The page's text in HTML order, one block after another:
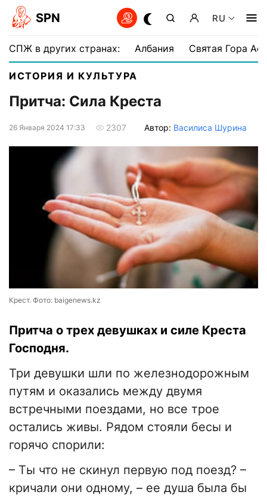
SPN RU
СПЖ в других странах: Албания Святая Гора
ИСТОРИЯ И КУЛЬТУРА
Притча: Сила Креста
26 Января 2024 17:33 2307 Автор: Василиса Шурина
Крест. Фото: baigenews.kz
Притча о трех девушках и силе Креста
Господня.
Три девушки шли по железнодорожным
путям и оказались между двумя
встречными поездами, но все трое
остались живы. Рядом стояли бесы и
горячо спорили:
– Ты что не скинул первую под поезд? –
кричали они одному, – ее душа была бы